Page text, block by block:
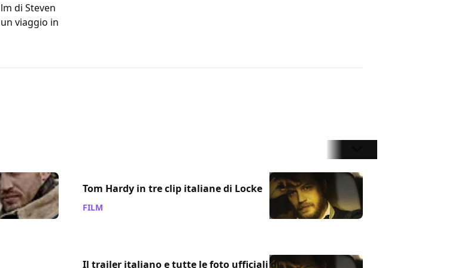
di Steven
viaggio in
Tom Hardy in tre clip italiane di Locke
FILM
Il trailer italiano e tutte le foto ufficiali di